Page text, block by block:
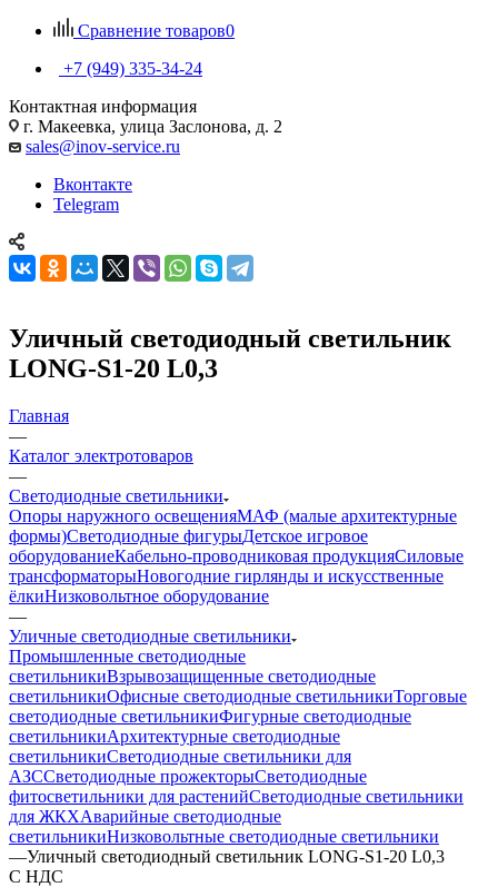
Сравнение товаров0
+7 (949) 335-34-24
Контактная информация
г. Макеевка, улица Заслонова, д. 2
sales@inov-service.ru
Вконтакте
Telegram
Уличный светодиодный светильник
LONG-S1-20 L0,3
Главная
—
Каталог электротоваров
—
Светодиодные светильники
Опоры наружного освещенияМАФ (малые архитектурные
формы)Светодиодные фигурыДетское игровое
оборудованиеКабельно-проводниковая продукцияСиловые
трансформаторыНовогодние гирлянды и искусственные
ёлкиНизковольтное оборудование
—
Уличные светодиодные светильники
Промышленные светодиодные
светильникиВзрывозащищенные светодиодные
светильникиОфисные светодиодные светильникиТорговые
светодиодные светильникиФигурные светодиодные
светильникиАрхитектурные светодиодные
светильникиСветодиодные светильники для
АЗССветодиодные прожекторыСветодиодные
фитосветильники для растенийСветодиодные светильники
для ЖКХАварийные светодиодные
светильникиНизковольтные светодиодные светильники
—Уличный светодиодный светильник LONG-S1-20 L0,3
С НДС